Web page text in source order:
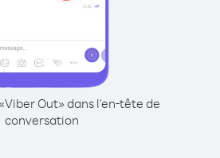
Out» dans l'en-tête de
conversation